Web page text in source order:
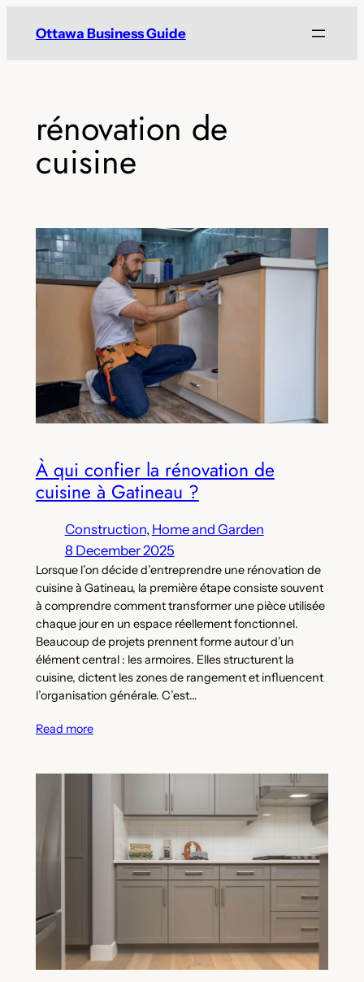
Ottawa Business Guide
rénovation de
cuisine
À qui confier la rénovation de
cuisine à Gatineau ?
Construction, Home and Garden
8 December 2025
Lorsque l’on décide d’entreprendre une rénovation de
cuisine à Gatineau, la première étape consiste souvent
à comprendre comment transformer une pièce utilisée
chaque jour en un espace réellement fonctionnel.
Beaucoup de projets prennent forme autour d’un
élément central : les armoires. Elles structurent la
cuisine, dictent les zones de rangement et influencent
l’organisation générale. C’est…
Read more